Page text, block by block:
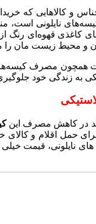
و کالاهایی که
نایلونی است،
کاغذی قهوه‌ای
و محیط زیست مان را
همچون مصرف کیسه‌های
به زندگی خود
در کاهش مصرف این
برای حمل اقلام و
های نایلونی، قیمت